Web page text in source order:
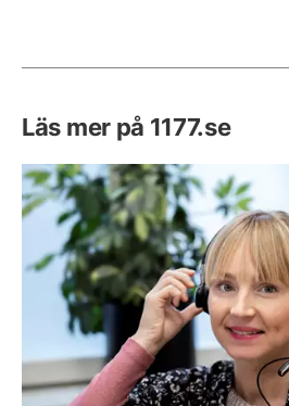
Läs mer på 1177.se